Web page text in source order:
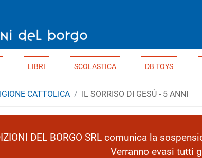
LIBRI SCOLASTICA DB TOYS
CATTOLICA IL SORRISO DI GESÙ - 5 ANNI
DEL BORGO SRL comunica la
Verranno evasi tutti